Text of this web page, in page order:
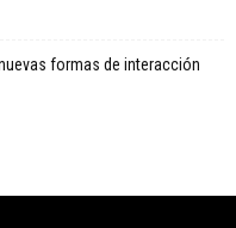
formas de interacción